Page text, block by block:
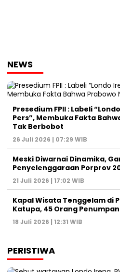
NEWS
Presedium FPII : Labeli
Pers”, Membuka Fakta
Tak Berbobot
26 Juli 2026 | 07:29 WIB
Meski Diwarnai Dinamika,
Penyelenggaraan Porprov
21 Juli 2026 | 17:02 WIB
Kapal Wisata Tenggelam di
Katupa, 45 Orang
18 Juli 2026 | 12:31 WIB
PERISTIWA